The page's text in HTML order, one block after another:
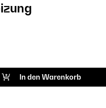
In den Warenkorb